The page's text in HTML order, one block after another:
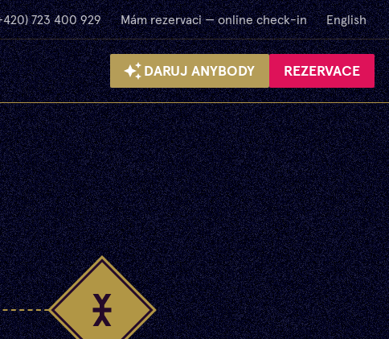
723 400 929 Mám rezervaci — online check-in English
DARUJ ANYBODY REZERVACE